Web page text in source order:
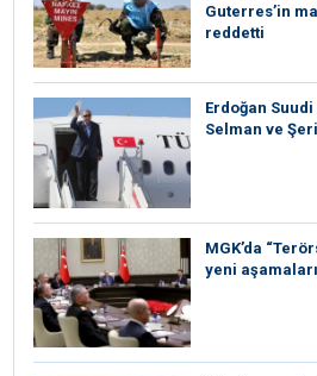
Guterres’in
reddetti
Erdoğan
Selman ve
MGK’da
yeni